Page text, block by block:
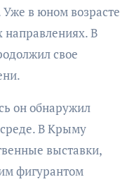
Уже в юном возрасте
направлениях. В
свое
он обнаружил
В Крыму
выставки,
фигурантом